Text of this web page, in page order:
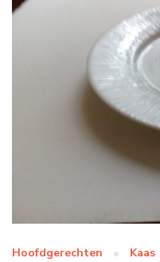
Hoofdgerechten Kaas